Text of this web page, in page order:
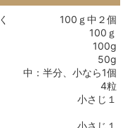
中２個
100ｇ
100ｇ
100g
50g
中：半分、小なら1個
4粒
小さじ１